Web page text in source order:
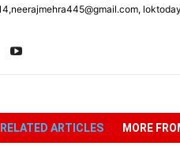
RELATED ARTICLES MORE